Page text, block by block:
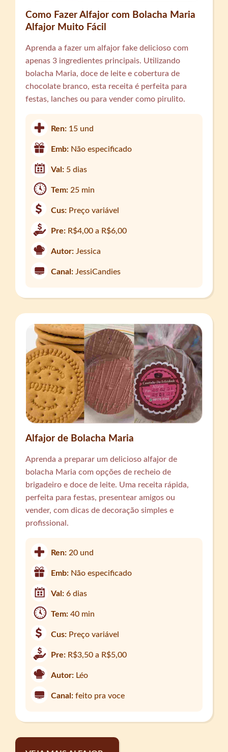
Como Fazer Alfajor com Bolacha Maria
Alfajor Muito Fácil
Aprenda a fazer um alfajor fake delicioso com
apenas 3 ingredientes principais. Utilizando
bolacha Maria, doce de leite e cobertura de
chocolate branco, esta receita é perfeita para
festas, lanches ou para vender como pirulito.
Ren: 15 und
Emb: Não especificado
Val: 5 dias
Tem: 25 min
Cus: Preço variável
Pre: R$4,00 a R$6,00
Autor: Jessica
Canal: JessiCandies
Alfajor de Bolacha Maria
Aprenda a preparar um delicioso alfajor de
bolacha Maria com opções de recheio de
brigadeiro e doce de leite. Uma receita rápida,
perfeita para festas, presentear amigos ou
vender, com dicas de decoração simples e
profissional.
Ren:20 und
Emb: Não especificado
Val:6 dias
Tem:40 min
Cus: Preço variável
Pre: R$3,50 a R$5,00
Autor: Léo
Canal: feito pra voce